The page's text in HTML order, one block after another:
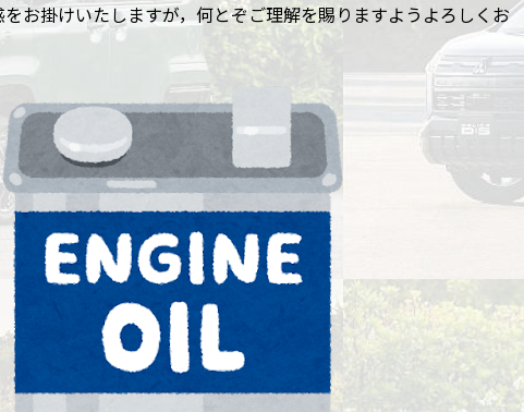
お掛けいたしますが，何とぞご理解を賜りますようよろしくお